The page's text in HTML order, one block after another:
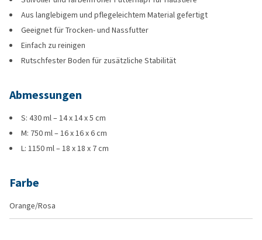
Aus langlebigem und pflegeleichtem Material gefertigt
Geeignet für Trocken- und Nassfutter
Einfach zu reinigen
Rutschfester Boden für zusätzliche Stabilität
Abmessungen
S: 430 ml – 14 x 14 x 5 cm
M: 750 ml – 16 x 16 x 6 cm
L: 1150 ml – 18 x 18 x 7 cm
Farbe
Orange/Rosa